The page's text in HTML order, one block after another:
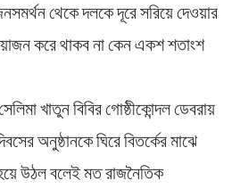
থেকে দলকে দূরে সরিয়ে দেওয়ার
করে থাকব না কেন একশ শতাংশ
খাতুন বিবির গোষ্ঠীকোন্দল ডেবরায়
অনুষ্ঠানকে ঘিরে বিতর্কের মাঝে
উঠল বলেই মত রাজনৈতিক